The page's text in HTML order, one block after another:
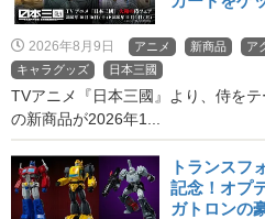
2026年8月9日 アニメ 新商品 ア
キャラグッズ
日本三國
TVアニメ『日本三國』より、侍を
の新商品が2026年1...
トランスフ
記念！オプ
ガトロンの